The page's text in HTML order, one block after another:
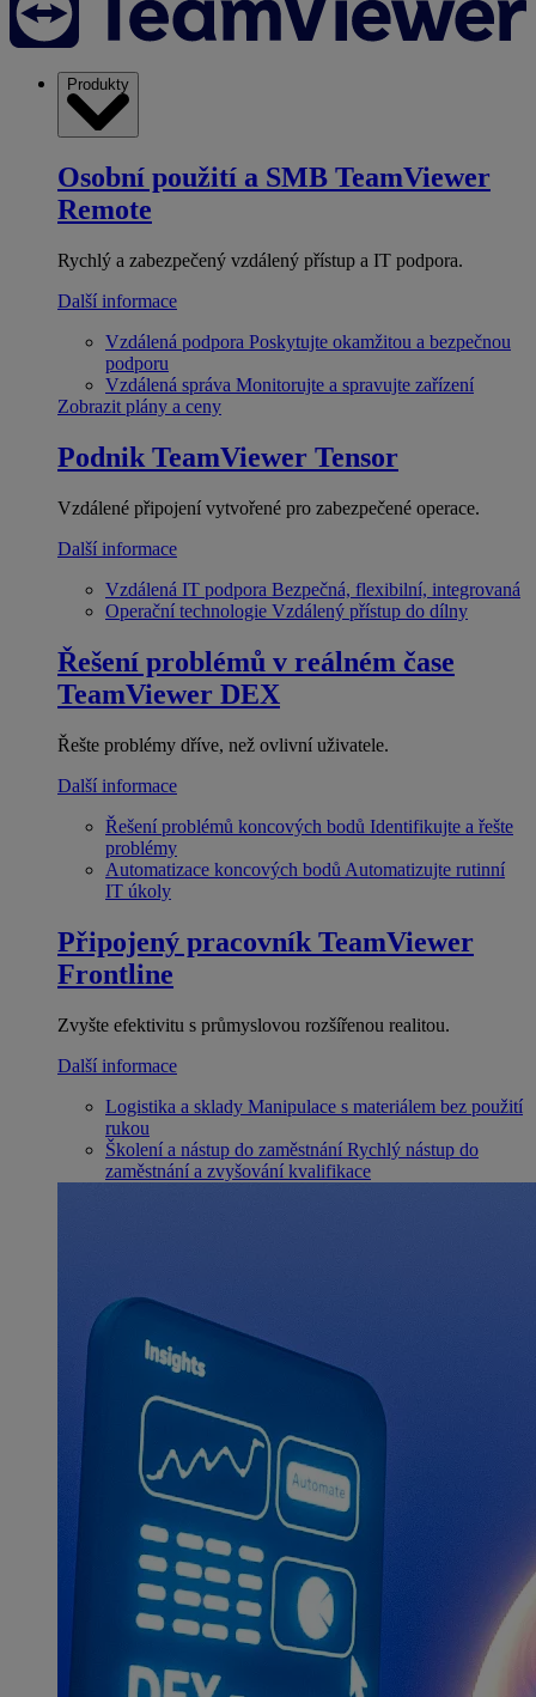
Produkty
Osobní použití a SMB TeamViewer
Remote
Rychlý a zabezpečený vzdálený přístup a IT podpora.
Další informace
Vzdálená podpora Poskytujte okamžitou a bezpečnou
podporu
Vzdálená správa Monitorujte a spravujte zařízení
Zobrazit plány a ceny
Podnik TeamViewer Tensor
Vzdálené připojení vytvořené pro zabezpečené operace.
Další informace
Vzdálená IT podpora Bezpečná, flexibilní, integrovaná
Operační technologie Vzdálený přístup do dílny
Řešení problémů v reálném čase
TeamViewer DEX
Řešte problémy dříve, než ovlivní uživatele.
Další informace
Řešení problémů koncových bodů Identifikujte a řešte
problémy
Automatizace koncových bodů Automatizujte rutinní
IT úkoly
Připojený pracovník TeamViewer
Frontline
Zvyšte efektivitu s průmyslovou rozšířenou realitou.
Další informace
Logistika a sklady Manipulace s materiálem bez použití
rukou
Školení a nástup do zaměstnání Rychlý nástup do
zaměstnání a zvyšování kvalifikace